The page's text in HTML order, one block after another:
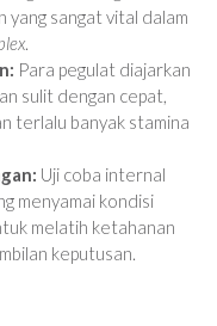
sangat vital dalam
.
Para pegulat diajarkan
sulit dengan cepat,
terlalu banyak stamina
Uji coba internal
menyamai kondisi
melatih ketahanan
keputusan.